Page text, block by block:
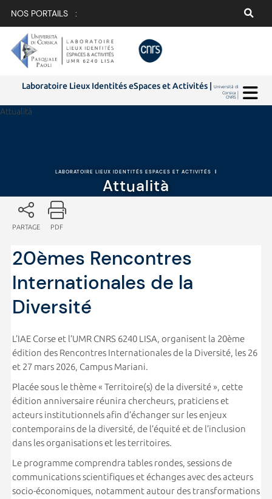
NOS PORTAILS :
Laboratoire Lieux Identités eSpaces et Activités |Università di
Corsica |
CNRS |
Attualità
LABORATOIRE LIEUX IDENTITÉS ESPACES ET ACTIVITÉS |
Attualità
PARTAGE PDF
20èmes Rencontres
Internationales de la
Diversité
L’IAE Corse et l’UMR CNRS 6240 LISA, organisent la 20ème
édition des Rencontres Internationales de la Diversité, les 26
et 27 mars 2026, Campus Mariani.
Placée sous le thème « Territoire(s) de la diversité », cette
édition anniversaire réunira chercheurs, praticiens et
acteurs institutionnels afin d’échanger sur les enjeux
contemporains de la diversité, de l’équité et de l’inclusion
dans les organisations et les territoires.
Le programme comprendra tables rondes, sessions de
communications scientifiques et échanges avec des acteurs
socio-économiques, notamment autour des transformations